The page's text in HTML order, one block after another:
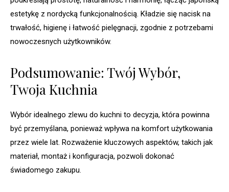
estetykę z nordycką funkcjonalnością. Kładzie się nacisk na
trwałość, higienę i łatwość pielęgnacji, zgodnie z potrzebami
nowoczesnych użytkowników.
Podsumowanie: Twój Wybór,
Twoja Kuchnia
Wybór idealnego zlewu do kuchni to decyzja, która powinna
być przemyślana, ponieważ wpływa na komfort użytkowania
przez wiele lat. Rozważenie kluczowych aspektów, takich jak
materiał, montaż i konfiguracja, pozwoli dokonać
świadomego zakupu.